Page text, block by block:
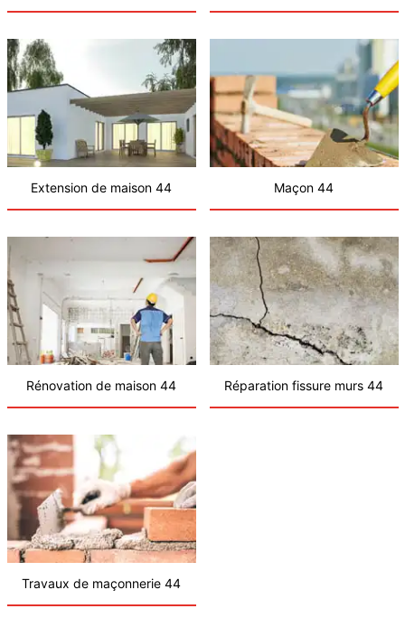
Extension de maison 44 Maçon 44
Rénovation de maison 44 Réparation fissure murs 44
Travaux de maçonnerie 44